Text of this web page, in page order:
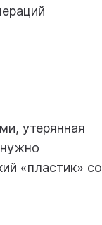
утерянная
«пластик» со